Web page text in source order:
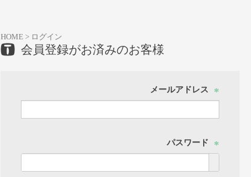
HOME ログイン
会員登録がお済みのお客様
メールアドレス
須)
パスワード
須)